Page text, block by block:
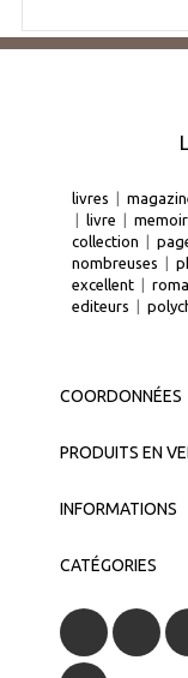
livres
livre
collection
nombreuses
excellent
editeurs
COORDONNÉES
PRODUITS EN
INFORMATIONS
CATÉGORIES